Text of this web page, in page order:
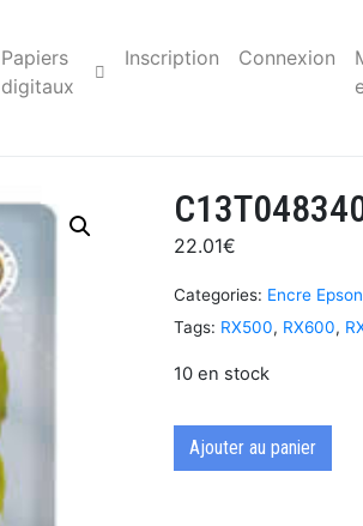
Papiers
digitaux
Inscription Connexion
22.01€
Categories: Encre Epson
Tags: RX500, RX600,
10 en stock
Ajouter au panier